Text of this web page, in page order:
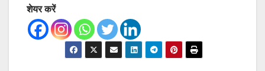
शेयर करें